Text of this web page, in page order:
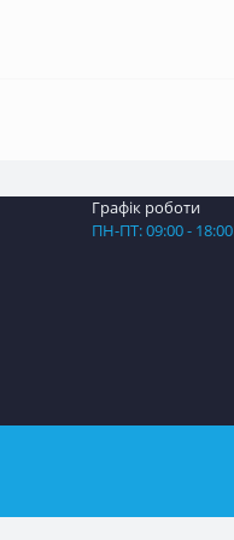
Графік роботи
ПН-ПТ: 09:00 - 18:00